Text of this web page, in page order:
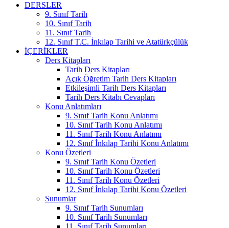
DERSLER
9. Sınıf Tarih
10. Sınıf Tarih
11. Sınıf Tarih
12. Sınıf T.C. İnkılap Tarihi ve Atatürkçülük
İÇERIKLER
Ders Kitapları
Tarih Ders Kitapları
Açık Öğretim Tarih Ders Kitapları
Etkileşimli Tarih Ders Kitapları
Tarih Ders Kitabı Cevapları
Konu Anlatımları
9. Sınıf Tarih Konu Anlatımı
10. Sınıf Tarih Konu Anlatımı
11. Sınıf Tarih Konu Anlatımı
12. Sınıf İnkılap Tarihi Konu Anlatımı
Konu Özetleri
9. Sınıf Tarih Konu Özetleri
10. Sınıf Tarih Konu Özetleri
11. Sınıf Tarih Konu Özetleri
12. Sınıf İnkılap Tarihi Konu Özetleri
Sunumlar
9. Sınıf Tarih Sunumları
10. Sınıf Tarih Sunumları
11. Sınıf Tarih Sunumları